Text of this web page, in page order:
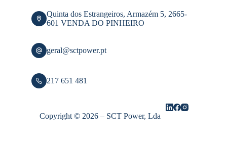
Quinta dos Estrangeiros, Armazém 5, 2665-
601 VENDA DO PINHEIRO
geral@sctpower.pt
217 651 481
Copyright © 2026 – SCT Power, Lda